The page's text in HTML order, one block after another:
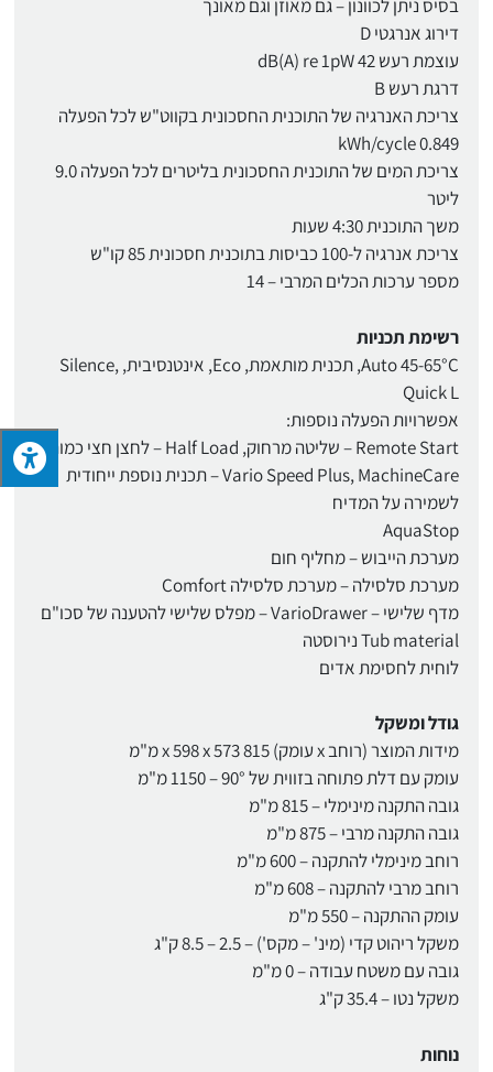
בסיס ניתן לכוונון – גם מאוזן וגם מאונך
דירוג אנרגטי D
עוצמת רעש 42 dB(A) re 1pW
דרגת רעש B
צריכת האנרגיה של התוכנית החסכונית בקווט"ש לכל הפעלה
0.849 kWh/cycle
צריכת המים של התוכנית החסכונית בליטרים לכל הפעלה 9.0
ליטר
משך התוכנית 4:30 שעות
צריכת אנרגיה ל-100 כביסות בתוכנית חסכונית 85 קו"ש
מספר ערכות הכלים המרבי – 14
רשימת תכניות
Auto 45-65°C, תכנית מותאמת, Eco, אינטנסיבית, Silence,
Quick L
אפשרויות הפעלה נוספות:
Remote Start – שליטה מרחוק, Half Load – לחצן חצי כמות,
Vario Speed Plus, MachineCare – תכנית נוספת ייחודית
לשמירה על המדיח
AquaStop
מערכת הייבוש – מחליף חום
מערכת סלסילה – מערכת סלסילה Comfort
מדף שלישי – VarioDrawer – מפלס שלישי להטענה של סכו"ם
Tub material נירוסטה
לוחית לחסימת אדים
גודל ומשקל
מידות המוצר (רוחב x עומק) 815 x 598 x 573 מ"מ
עומק עם דלת פתוחה בזווית של 90° – 1150 מ"מ
גובה התקנה מינימלי – 815 מ"מ
גובה התקנה מרבי – 875 מ"מ
רוחב מינימלי להתקנה – 600 מ"מ
רוחב מרבי להתקנה – 608 מ"מ
עומק ההתקנה – 550 מ"מ
משקל ריהוט קדי (מינ' – מקס') – 2.5 – 8.5 ק"ג
גובה עם משטח עבודה – 0 מ"מ
משקל נטו – 35.4 ק"ג
נוחות